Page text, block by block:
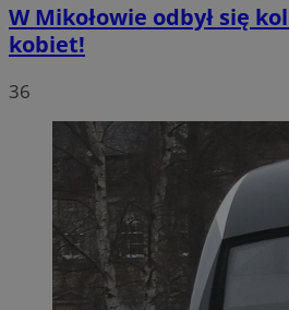
W Mikołowie odbył się
kobiet!
36